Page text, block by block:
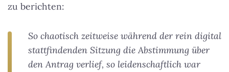
zu berichten:
So chaotisch zeitweise während der rein digital
stattfindenden Sitzung die Abstimmung über
den Antrag verlief, so leidenschaftlich war